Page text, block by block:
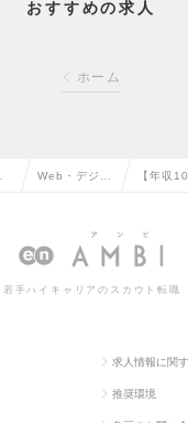
おすすめの求人
ホーム
Web・デジタ
ングの転職
【年収
続180%
若手ハイキャリアのスカウト転職
求人情報に関
推奨環境